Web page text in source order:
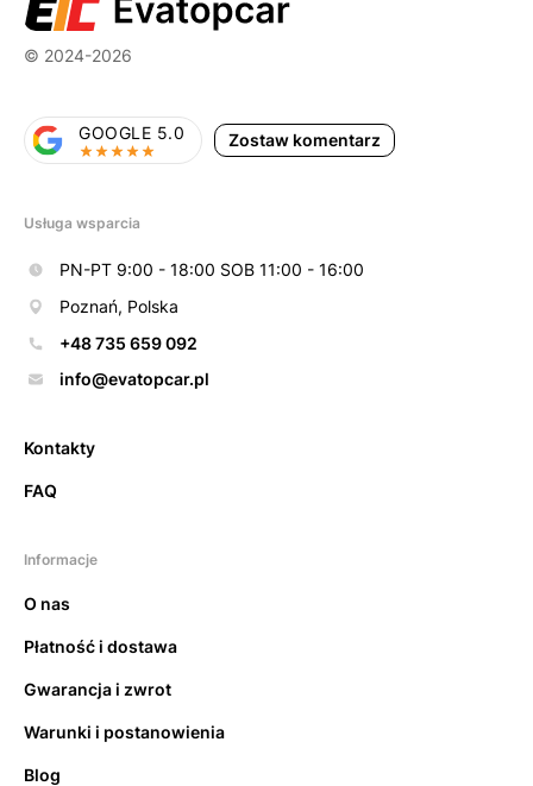
© 2024-2026
Zostaw komentarz
GOOGLE 5.0
Usługa wsparcia
PN-PT 9:00 - 18:00 SOB 11:00 - 16:00
Poznań, Polska
+48 735 659 092
info@evatopcar.pl
Kontakty
FAQ
Informacje
O nas
Płatność i dostawa
Gwarancja i zwrot
Warunki i postanowienia
Blog